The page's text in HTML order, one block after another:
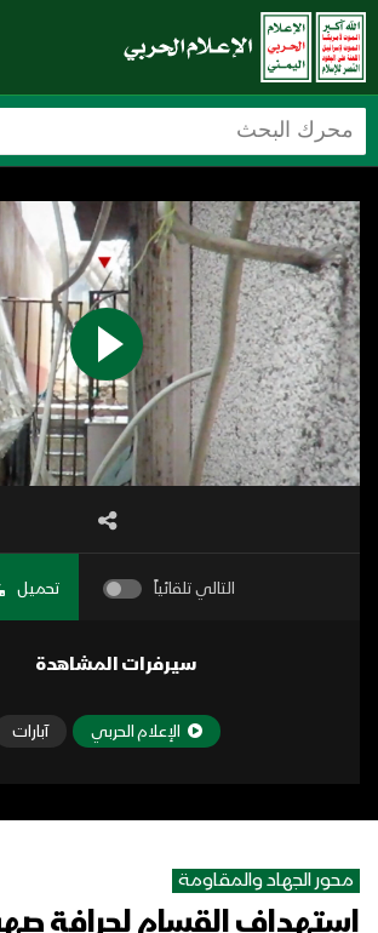
التالي تلقائياً تحميل
سيرفرات المشاهدة
الإعلام الحربي آبارات
محور الجهاد والمقاومة
استهداف القسام لجرافة